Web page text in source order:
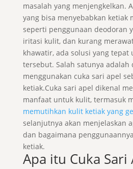
masalah yang menjengkelkan.
yang bisa menyebabkan ketiak
seperti penggunaan deodoran
iritasi kulit, dan kurang
khawatir, ada solusi yang tepat
tersebut. Salah satunya adalah
menggunakan cuka sari apel
ketiak.Cuka sari apel dikenal
manfaat untuk kulit, termasuk
memutihkan kulit ketiak yang
selanjutnya akan menjelaskan
dan bagaimana
ketiak.
Apa itu Cuka Sari